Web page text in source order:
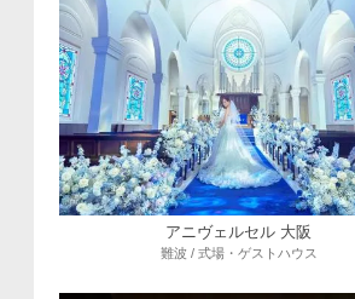
アニヴェルセル 大阪
難波 / 式場・ゲストハウス